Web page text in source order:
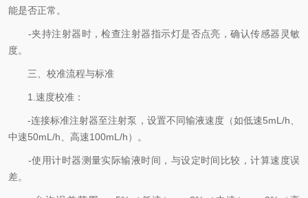
能是否正常。
-夹持注射器时，检查注射器指示灯是否点亮，确认传感器灵敏
度。
三、校准流程与标准
1.速度校准：
-连接标准注射器至注射泵，设置不同输液速度（如低速5mL/h、
中速50mL/h、高速100mL/h）。
-使用计时器测量实际输液时间，与设定时间比较，计算速度误
差。